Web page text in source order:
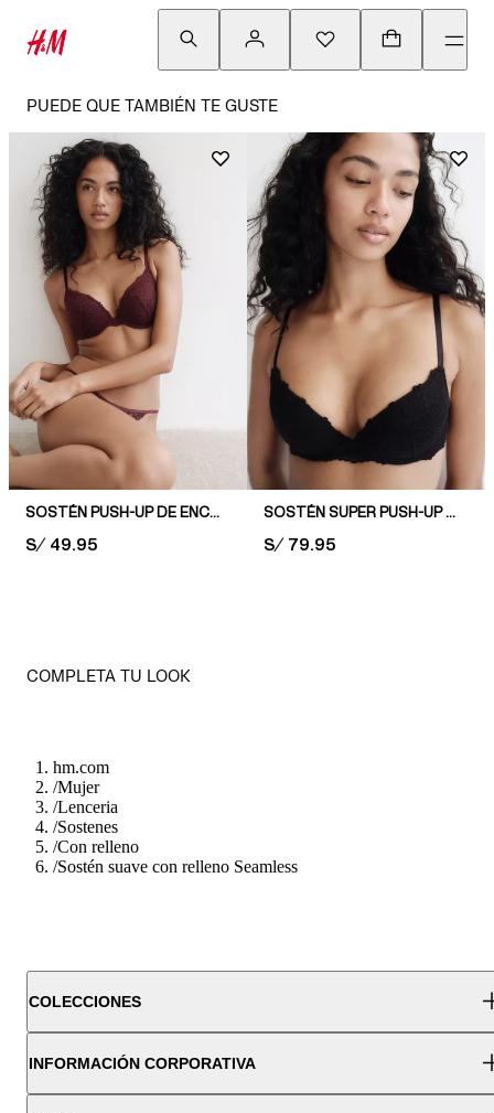
PUEDE QUE TAMBIÉN TE GUSTE
SOSTÉN PUSH-UP DE ENCAJE
PRICE:
S/ 49.95
SOSTÉN SUPER PUSH-UP DE ENCAJE
PRICE:
S/ 79.95
COMPLETA TU LOOK
hm.com
/Mujer
/Lenceria
/Sostenes
/Con relleno
/Sostén suave con relleno Seamless
COLECCIONES
INFORMACIÓN CORPORATIVA